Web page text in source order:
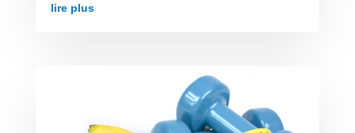
lire plus